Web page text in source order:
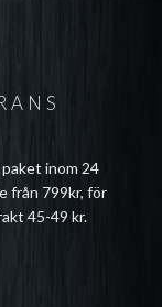
inom 24
från 799kr, för
45-49 kr.